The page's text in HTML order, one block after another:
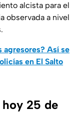
alcista para el
observada a nivel
agresores? Así se
en El Salto
25 de